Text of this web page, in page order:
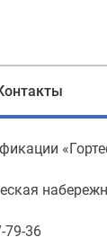
79-36